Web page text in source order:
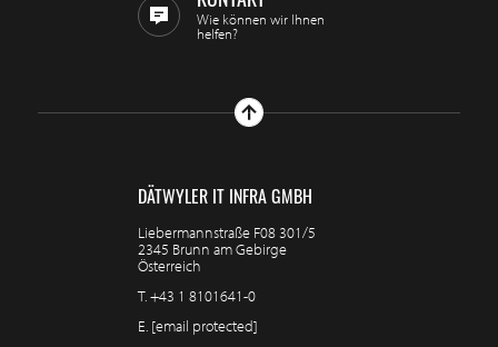
Wie können wir Ihnen
helfen?
DÄTWYLER IT INFRA GMBH
Liebermannstraße F08 301/5
2345 Brunn am Gebirge
Österreich
T. +43 1 8101641-0
E. [email protected]